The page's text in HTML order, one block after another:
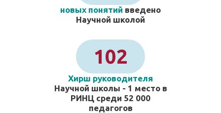
новых понятий введено
Научной школой
102
Хирш руководителя
Научной школы - 1 место в
РИНЦ среди 52 000
педагогов